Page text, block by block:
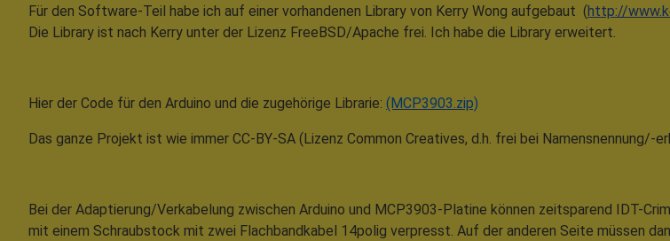
Für den Software-Teil habe ich auf einer vorhandenen Library von Kerry Wong aufgebaut (http://
Die Library ist nach Kerry unter der Lizenz FreeBSD/Apache frei. Ich habe die Library erweitert.
Hier der Code für den Arduino und die zugehörige Librarie: (MCP3903.zip)
Das ganze Projekt ist wie immer CC-BY-SA (Lizenz Common Creatives, d.h. frei bei Namensnennung/-
Bei der Adaptierung/Verkabelung zwischen Arduino und MCP3903-Platine können zeitsparend IDT-
mit einem Schraubstock mit zwei Flachbandkabel 14polig verpresst. Auf der anderen Seite müssen